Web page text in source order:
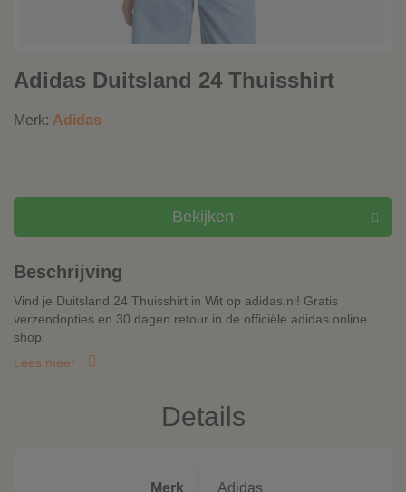
Adidas Duitsland 24 Thuisshirt
Merk: Adidas
Bekijken
Beschrijving
Vind je Duitsland 24 Thuisshirt in Wit op adidas.nl! Gratis
verzendopties en 30 dagen retour in de officiële adidas online
shop.
Lees meer
Details
Merk Adidas